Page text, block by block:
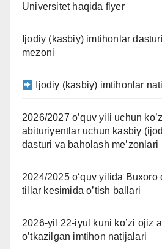
Universitet haqida flyer
Ijodiy (kasbiy) imtihonlar
mezoni
Ijodiy (kasbiy) imtihonlar
2026/2027 o’quv yili uchun
abituriyentlar uchun kasbiy
dasturi va baholash me’zonlari
2024/2025 oʻquv yilida
tillar kesimida o’tish ballari
2026-yil 22-iyul kuni ko’zi ojiz
o’tkazilgan imtihon natijalari